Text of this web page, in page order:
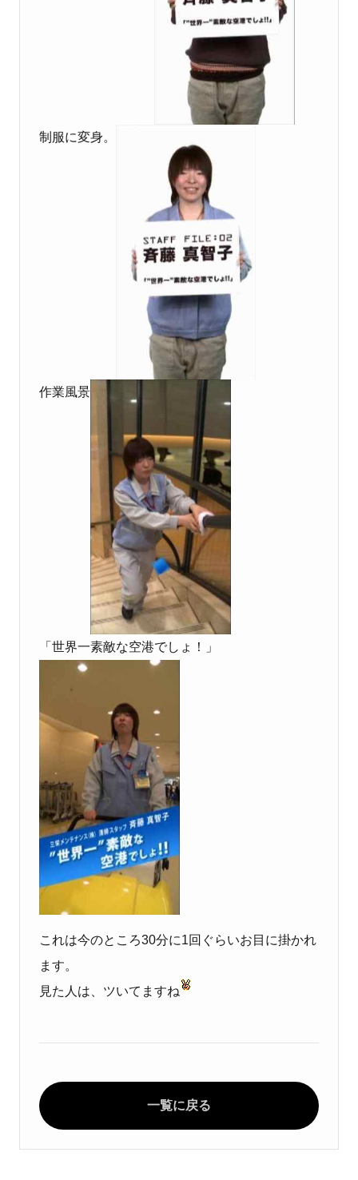
制服に変身。
作業風景
「世界一素敵な空港でしょ！」
これは今のところ30分に1回ぐらいお目に掛かれ
ます。
見た人は、ツいてますね
一覧に戻る